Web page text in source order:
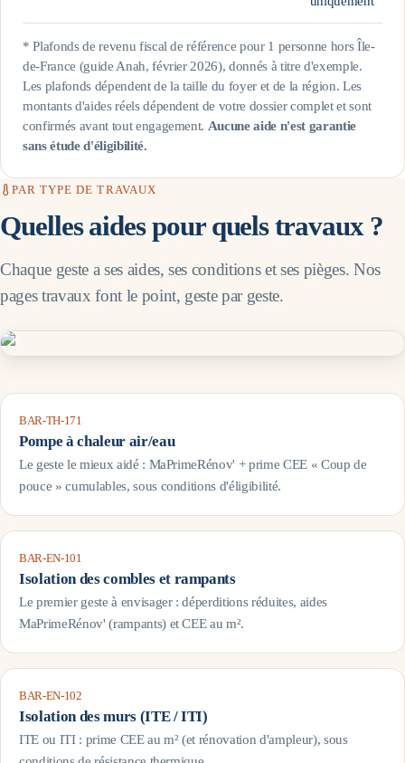
* Plafonds de revenu fiscal de référence pour 1 personne hors Île-
de-France (guide Anah, février 2026), donnés à titre d'exemple.
Les plafonds dépendent de la taille du foyer et de la région. Les
montants d'aides réels dépendent de votre dossier complet et sont
confirmés avant tout engagement. Aucune aide n'est garantie
sans étude d'éligibilité.
PAR TYPE DE TRAVAUX
Quelles aides pour quels travaux ?
Chaque geste a ses aides, ses conditions et ses pièges. Nos
pages travaux font le point, geste par geste.
BAR-TH-171
Pompe à chaleur air/eau
Le geste le mieux aidé : MaPrimeRénov' + prime CEE « Coup de
pouce » cumulables, sous conditions d'éligibilité.
BAR-EN-101
Isolation des combles et rampants
Le premier geste à envisager : déperditions réduites, aides
MaPrimeRénov' (rampants) et CEE au m².
BAR-EN-102
Isolation des murs (ITE / ITI)
ITE ou ITI : prime CEE au m² (et rénovation d'ampleur), sous